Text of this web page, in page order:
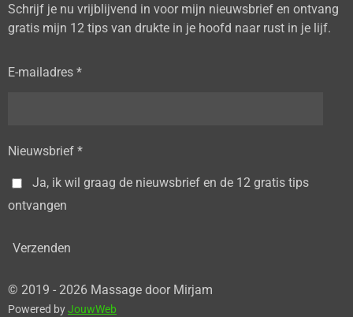
Schrijf je nu vrijblijvend in voor mijn nieuwsbrief en ontvang
gratis mijn 12 tips van drukte in je hoofd naar rust in je lijf.
E-mailadres *
Nieuwsbrief *
Ja, ik wil graag de nieuwsbrief en de 12 gratis tips
ontvangen
Verzenden
© 2019 - 2026 Massage door Mirjam
Powered byJouwWeb